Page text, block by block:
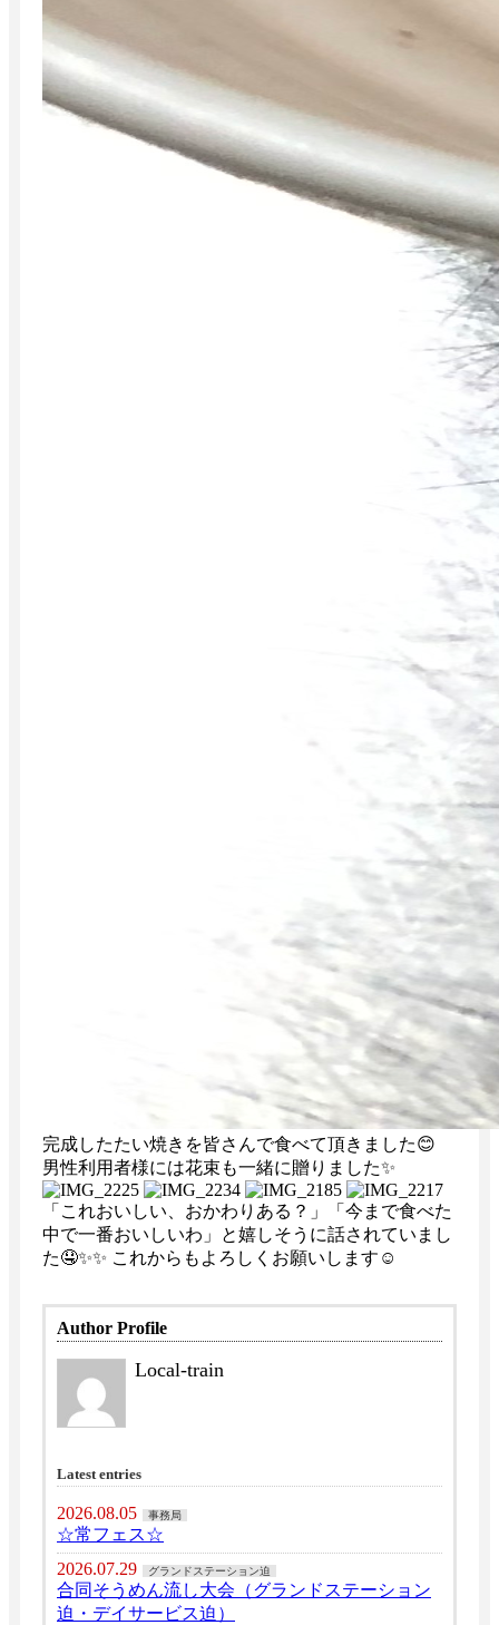
完成したたい焼きを皆さんで食べて頂きました😊
男性利用者様には花束も一緒に贈りました✨
「これおいしい、おかわりある？」「今まで食べた
中で一番おいしいわ」と嬉しそうに話されていまし
た🤤✨✨ これからもよろしくお願いします☺️
Author Profile
Local-train
Latest entries
2026.08.05 事務局
☆常フェス☆
2026.07.29
グランドステーション迫
合同そうめん流し大会（グランドステーション
迫・デイサービス迫）